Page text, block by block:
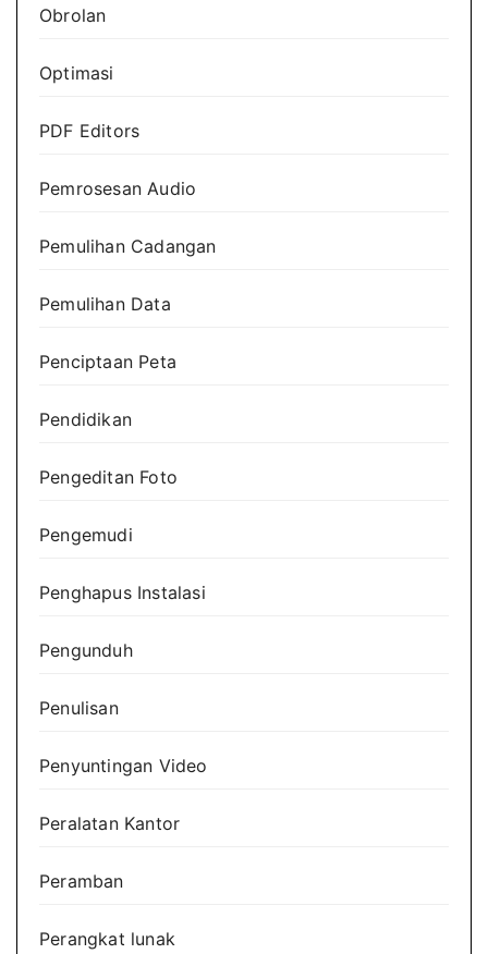
Obrolan
Optimasi
PDF Editors
Pemrosesan Audio
Pemulihan Cadangan
Pemulihan Data
Penciptaan Peta
Pendidikan
Pengeditan Foto
Pengemudi
Penghapus Instalasi
Pengunduh
Penulisan
Penyuntingan Video
Peralatan Kantor
Peramban
Perangkat lunak